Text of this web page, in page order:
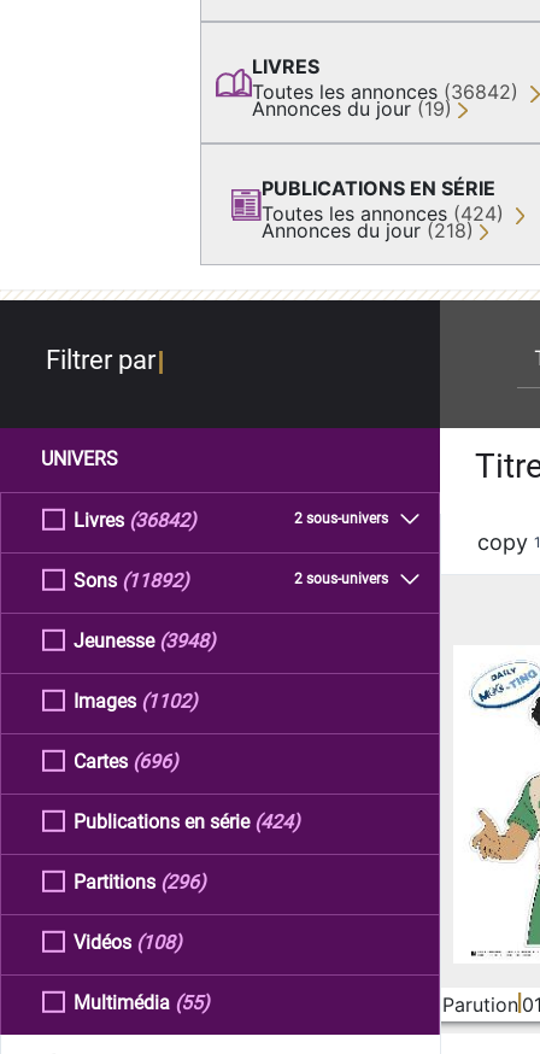
LIVRES
Toutes les annonces (36842)
Annonces du jour (19)
PUBLICATIONS EN SÉRIE
Toutes les annonces (424)
Annonces du jour (218)
Filtrer par
UNIVERS
Livres 2 sous-univers
(36842)
Sons 2 sous-univers
(11892)
Jeunesse (3948)
Images (1102)
Cartes (696)
Publications en série (424)
Partitions (296)
Vidéos (108)
Multimédia (55)
copy
Parution